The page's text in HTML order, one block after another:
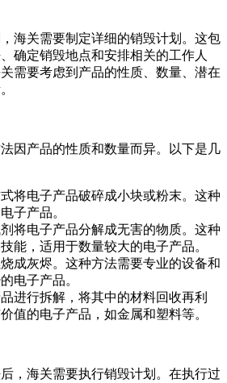
海关需要制定详细的销毁计划。这包
确定销毁地点和安排相关的工作人
需要考虑到产品的性质、数量、潜在
因产品的性质和数量而异。以下是几
将电子产品破碎成小块或粉末。这种
子产品。
将电子产品分解成无害的物质。这种
能，适用于数量较大的电子产品。
成灰烬。这种方法需要专业的设备和
电子产品。
进行拆解，将其中的材料回收再利
值的电子产品，如金属和塑料等。
，海关需要执行销毁计划。在执行过